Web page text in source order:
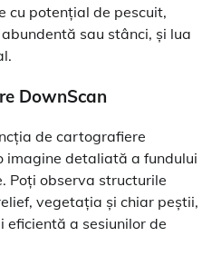
cu potențial de pescuit,
sau stânci, și lua
DownScan
de cartografiere
imagine detaliată a fundului
Poți observa structurile
vegetația și chiar peștii,
a sesiunilor de